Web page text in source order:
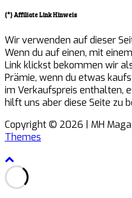
(*) Affiliate Link Hinweis
Wir verwenden auf dieser
Wenn du auf einen, mit
Link klickst bekommen wir
Prämie, wenn du etwas
im Verkaufspreis enthalten,
hilft uns aber diese Seite zu
Copyright © 2026 | MH
Themes